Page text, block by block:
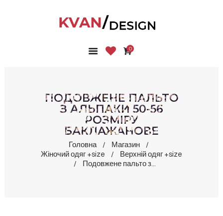
0
ПОДОВЖЕНЕ ПАЛЬТО
З АЛЬПАКИ 50-56
РОЗМІРУ
БАКЛАЖАНОВЕ
Головна
Магазин
Жіночий одяг +size
Верхній одяг +size
Подовжене пальто з...
ГОЛОВНА
ПРО НАС
КОНТАКТИ
КАБІНЕТ